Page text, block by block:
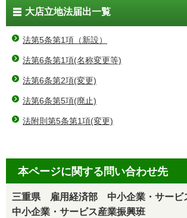
大店立地法届出一覧
法第5条第1項（新設）
法第6条第1項(名称変更等)
法第6条第2項(変更)
法第6条第5項(廃止)
法附則第5条第1項(変更)
本ページに関する問い合わせ先
三重県 雇用経済部 中小企業・サービ
中小企業・サービス産業振興班